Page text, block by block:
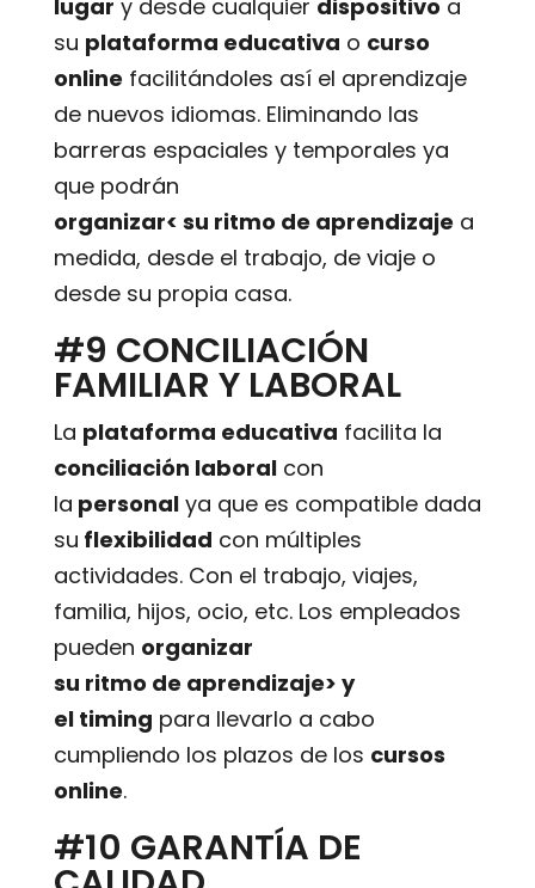
lugar y desde cualquier dispositivo a
su plataforma educativa o curso
online facilitándoles así el aprendizaje
de nuevos idiomas. Eliminando las
barreras espaciales y temporales ya
que podrán
organizar< su ritmo de aprendizaje a
medida, desde el trabajo, de viaje o
desde su propia casa.
#9 CONCILIACIÓN
FAMILIAR Y LABORAL
La plataforma educativa facilita la
conciliación laboralcon
la personalya que es compatible dada
su flexibilidad con múltiples
actividades. Con el trabajo, viajes,
familia, hijos, ocio, etc. Los empleados
pueden organizar
su ritmo de aprendizaje> y
el timing para llevarlo a cabo
cumpliendo los plazos de los cursos
online.
#10 GARANTÍA DE